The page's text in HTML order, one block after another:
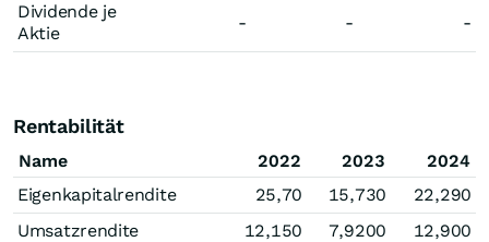
Dividende je
Aktie
- - -
Rentabilität
Name 2022 2023
2024
Eigenkapitalrendite
25,70 15,730
22,290
Umsatzrendite
12,150 7,9200
12,900